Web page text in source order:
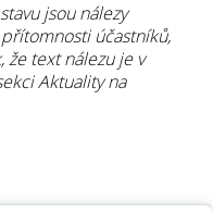
jsou nálezy
účastníků,
že text nálezu je v
Aktuality na